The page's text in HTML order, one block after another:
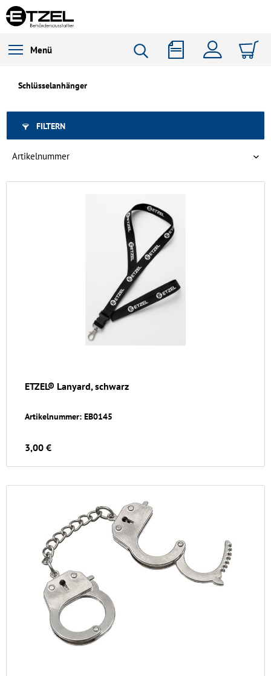
Menü
Schlüsselanhänger
FILTERN
ETZEL® Lanyard, schwarz
Artikelnummer: EB0145
3,00 €